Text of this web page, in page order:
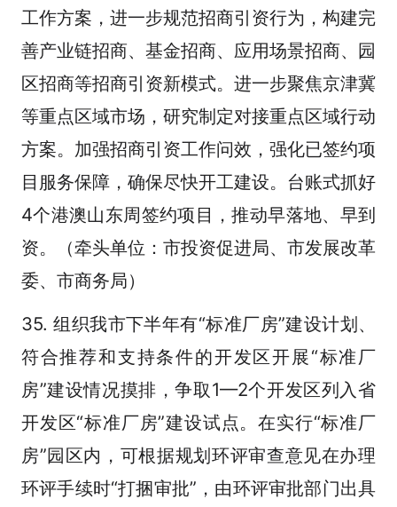
工作方案，进一步规范招商引资行为，构建完
善产业链招商、基金招商、应用场景招商、园
区招商等招商引资新模式。进一步聚焦京津冀
等重点区域市场，研究制定对接重点区域行动
方案。加强招商引资工作问效，强化已签约项
目服务保障，确保尽快开工建设。台账式抓好
4个港澳山东周签约项目，推动早落地、早到
资。（牵头单位：市投资促进局、市发展改革
委、市商务局）
35. 组织我市下半年有“标准厂房”建设计划、
符合推荐和支持条件的开发区开展“标准厂
房”建设情况摸排，争取1—2个开发区列入省
开发区“标准厂房”建设试点。在实行“标准厂
房”园区内，可根据规划环评审查意见在办理
环评手续时“打捆审批”，由环评审批部门出具